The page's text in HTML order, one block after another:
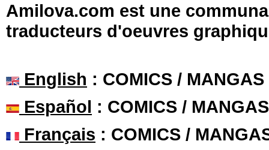
Amilova.com est une
traducteurs d'oeuvres
English : COMICS /
Español : COMICS /
Français : COMICS /